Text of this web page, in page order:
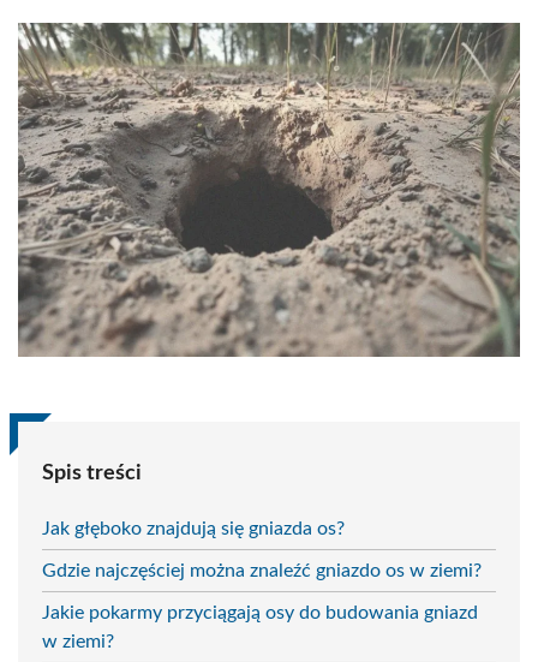
Spis treści
Jak głęboko znajdują się gniazda os?
Gdzie najczęściej można znaleźć gniazdo os w ziemi?
Jakie pokarmy przyciągają osy do budowania gniazd
w ziemi?